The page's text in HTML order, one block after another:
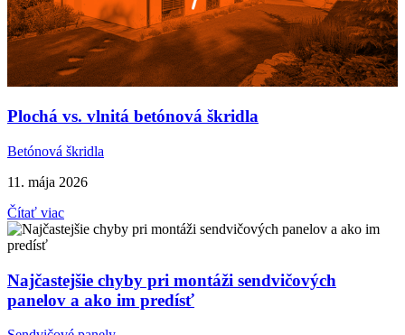
Plochá vs. vlnitá betónová škridla
Betónová škridla
11. mája 2026
Čítať viac
Najčastejšie chyby pri montáži sendvičových
panelov a ako im predísť